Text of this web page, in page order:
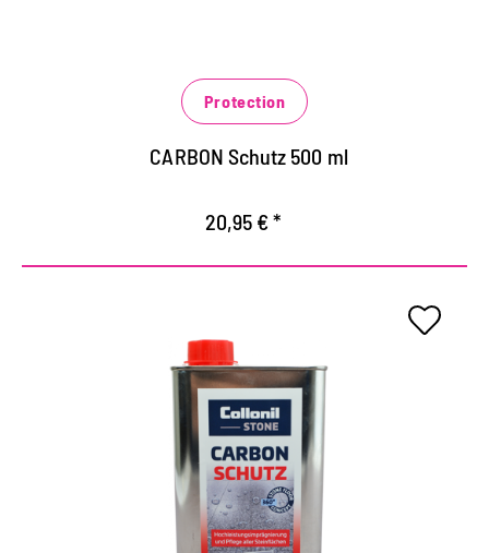
verhindert das schnelle Eindringen von
wässrigen, fettigen und öligen Verschmutzungen
Protection
CARBON Schutz 500 ml
20,95 € *
Universaler
Hochleistungsschutz für alle
Steinflächen
für Steinflächen aller Art im Innen- und